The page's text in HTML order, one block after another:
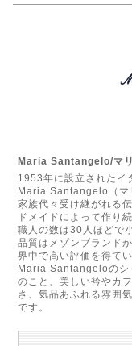
Maria Santangelo/マ
1953年に設立されたイ
Maria Santangelo（マ
家族代々受け継がれる
ドメイドによって作り
職人の数は30人ほどで
品質はメゾンブランド
界中で高い評価を得てい
Maria Santangeloのシ
のこと、美しい衿やカ
さ、気品あふれる雰囲
です。